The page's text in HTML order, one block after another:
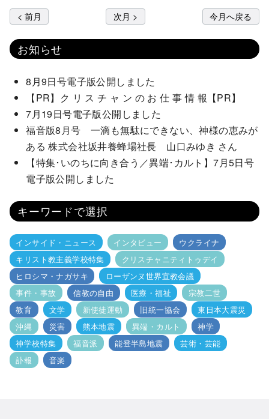
< 前月 次月 > 今月へ戻る
お知らせ
8月9日号電子版公開しました
【PR】ク リ ス チ ャ ン の お 仕 事 情 報【PR】
7月19日号電子版公開しました
福音版8月号 一滴も無駄にできない、神様の恵みが
ある 株式会社坂井養蜂場社長 山口みゆき さん
【特集･いのちに向き合う／異端･カルト】7月5日号
電子版公開しました
キーワードで選択
インサイド・ニュース インタビュー
ウクライナ
キリスト教主義学校特集
クリスチャニティトゥデイ
ヒロシマ・ナガサキ
ローザンヌ世界宣教会議
事件・事故
信教の自由 医療・福祉
宗教二世
教育
文学 新使徒運動 旧統一協会
東日本大震災
沖縄
災害 熊本地震 異端・カルト
神学
神学校特集
福音派 能登半島地震
芸術・芸能
訃報
音楽